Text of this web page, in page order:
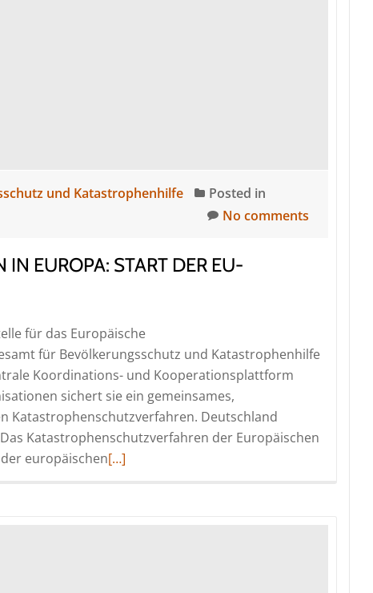
und Katastrophenhilfe
Posted in
No comments
IN EUROPA: START DER EU-
für das Europäische
für Bevölkerungsschutz und Katastrophenhilfe
Koordinations- und Kooperationsplattform
sichert sie ein gemeinsames,
Katastrophenschutzverfahren. Deutschland
Katastrophenschutzverfahren der Europäischen
europäischenRead
[…]